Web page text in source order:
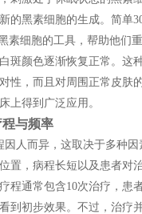
的黑素细胞的生成。简单
素细胞的工具，帮助他们
斑颜色逐渐恢复正常。这
性，而且对周围正常皮肤
上得到广泛应用。
与频率
因人而异，这取决于多种因
置，病程长短以及患者对
程通常包含10次治疗，患
到初步效果。不过，治疗